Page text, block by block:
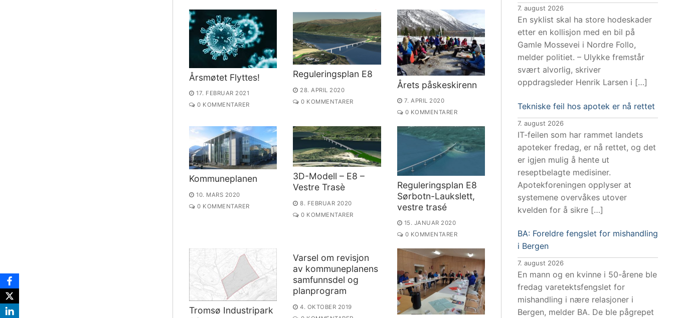
Årsmøtet Flyttes!
17. FEBRUAR 2021
0 KOMMENTARER
Reguleringsplan E8
28. APRIL 2020
0 KOMMENTARER
Årets påskeskirenn
7. APRIL 2020
0 KOMMENTARER
Kommuneplanen
10. MARS 2020
0 KOMMENTARER
3D-Modell – E8 –
Vestre Trasè
8. FEBRUAR 2020
0 KOMMENTARER
Reguleringsplan E8
Sørbotn-Laukslett,
vestre trasé
15. JANUAR 2020
0 KOMMENTARER
Tromsø Industripark
Varsel om revisjon
av kommuneplanens
samfunnsdel og
planprogram
4. OKTOBER 2019
7. august 2026
En syklist skal ha store hodeskader
etter en kollisjon med en bil på
Gamle Mossevei i Nordre Follo,
melder politiet. – Ulykke fremstår
svært alvorlig, skriver
oppdragsleder Henrik Larsen i […]
Tekniske feil hos apotek er nå rettet
7. august 2026
IT-feilen som har rammet landets
apoteker fredag, er nå rettet, og det
er igjen mulig å hente ut
reseptbelagte medisiner.
Apotekforeningen opplyser at
systemene overvåkes utover
kvelden for å sikre […]
BA: Foreldre fengslet for mishandling
i Bergen
7. august 2026
En mann og en kvinne i 50-årene ble
fredag varetektsfengslet for
mishandling i nære relasjoner i
Bergen, melder BA. De ble pågrepet